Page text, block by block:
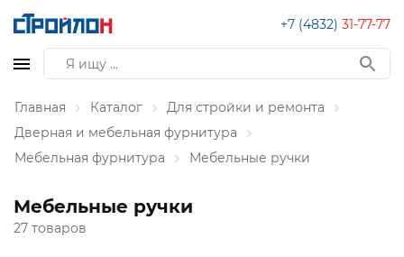
+7 (4832) 31-77-77
Главная Каталог
Для стройки и ремонта
Дверная и мебельная фурнитура
Мебельная фурнитура
Мебельные ручки
Мебельные ручки
27 товаров